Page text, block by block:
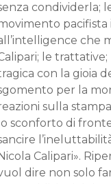
condividerla;
che
le
con la gioia
per la
sulla
lo sconforto di
Calipari».
dire non solo